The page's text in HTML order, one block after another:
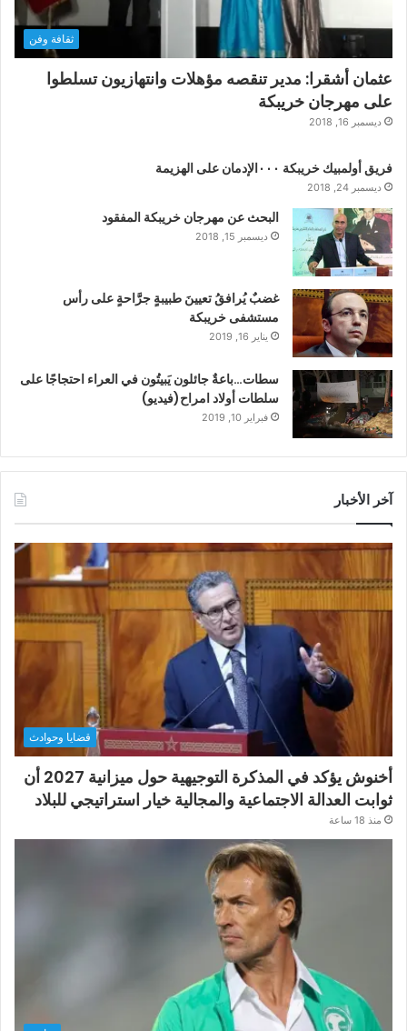
ثقافة وفن
عثمان أشقرا: مدير تنقصه مؤهلات وانتهازيون تسلطوا
على مهرجان خريبكة
ديسمبر 16, 2018
فريق أولمبيك خريبكة ٠٠٠الإدمان على الهزيمة
ديسمبر 24, 2018
البحث عن مهرجان خريبكة المفقود
ديسمبر 15, 2018
غضبٌ يُرافقُ تعيينَ طبيبةٍ جرَّاحةٍ على رأس
مستشفى خريبكة
يناير 16, 2019
سطات…باعةٌ جائلون يَبيتُون في العراء احتجاجًا على
سلطات أولاد امراح(فيديو)
فبراير 10, 2019
آخر الأخبار
قضايا وحوادث
أخنوش يؤكد في المذكرة التوجيهية حول ميزانية 2027 أن
ثوابت العدالة الاجتماعية والمجالية خيار استراتيجي للبلاد
منذ 18 ساعة